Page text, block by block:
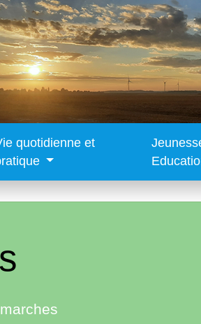
quotidienne et